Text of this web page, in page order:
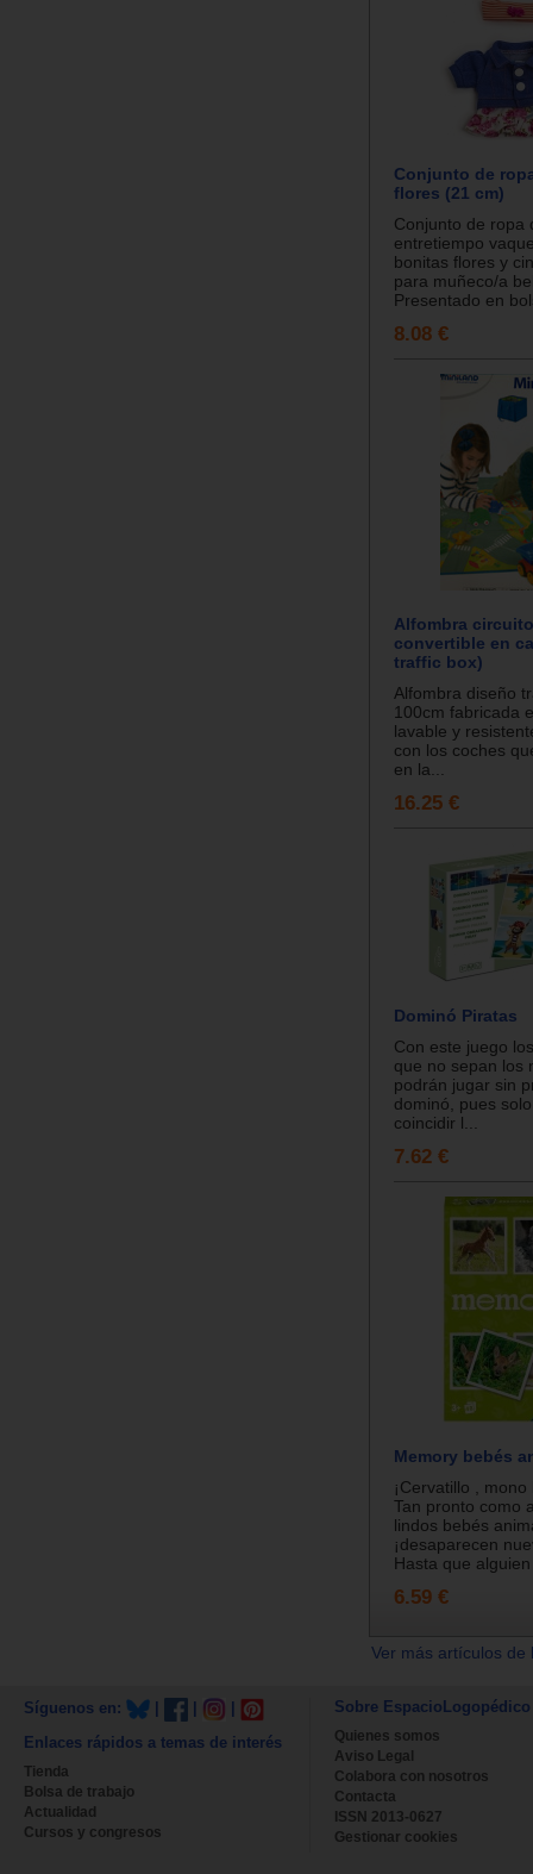
Conjunto de
flores (21 cm)
Conjunto de ropa
entretiempo
bonitas flores y
para muñeco/a
Presentado en
8.08 €
Alfombra
convertible en
traffic box)
Alfombra diseño
100cm fabricada
lavable y
con los coches
en la...
16.25 €
Dominó Piratas
Con este juego
que no sepan los
podrán jugar sin
dominó, pues
coincidir l...
7.62 €
Memory bebés
¡Cervatillo ,
Tan pronto como
lindos bebés
¡desaparecen
Hasta que
6.59 €
Ver más artículos
Síguenos en:
Enlaces rápidos a temas de interés
Tienda
Bolsa de trabajo
Actualidad
Cursos y congresos
Sobre EspacioLogopédico
Quienes somos
Aviso Legal
Colabora con nosotros
Contacta
ISSN 2013-0627
Gestionar cookies